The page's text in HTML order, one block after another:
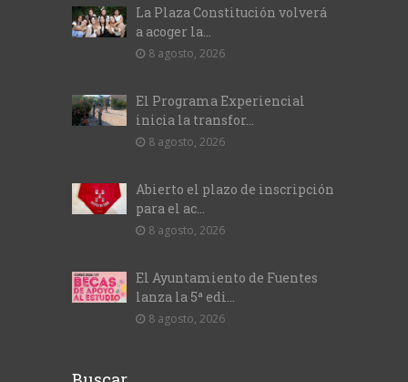
La Plaza Constitución volverá
a acoger la...
8 agosto, 2026
El Programa Experiencial
inicia la transfor...
8 agosto, 2026
Abierto el plazo de inscripción
para el ac...
8 agosto, 2026
El Ayuntamiento de Fuentes
lanza la 5ª edi...
8 agosto, 2026